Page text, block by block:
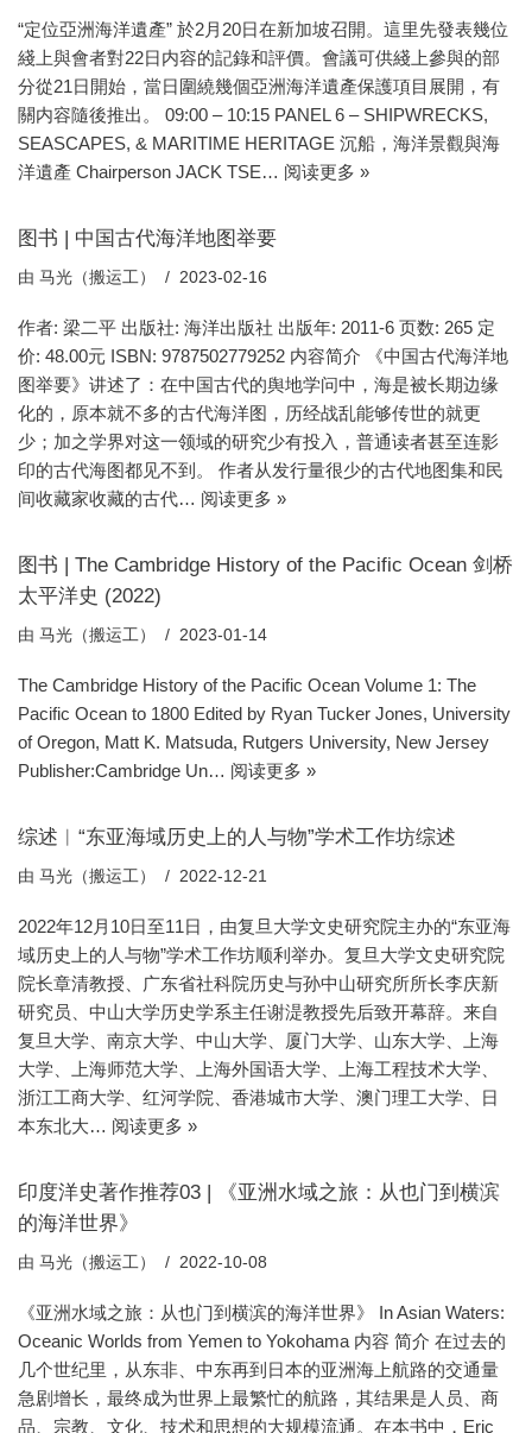
“定位亞洲海洋遺產” 於2月20日在新加坡召開。這里先發表幾位
綫上與會者對22日内容的記錄和評價。會議可供綫上參與的部
分從21日開始，當日圍繞幾個亞洲海洋遺產保護項目展開，有
關内容隨後推出。 09:00 – 10:15 PANEL 6 – SHIPWRECKS,
SEASCAPES, & MARITIME HERITAGE 沉船，海洋景觀與海
洋遺產 Chairperson JACK TSE… 阅读更多 »
图书 | 中国古代海洋地图举要
由 马光（搬运工） 2023-02-16
作者: 梁二平 出版社: 海洋出版社 出版年: 2011-6 页数: 265 定
价: 48.00元 ISBN: 9787502779252 内容简介 《中国古代海洋地
图举要》讲述了：在中国古代的舆地学问中，海是被长期边缘
化的，原本就不多的古代海洋图，历经战乱能够传世的就更
少；加之学界对这一领域的研究少有投入，普通读者甚至连影
印的古代海图都见不到。 作者从发行量很少的古代地图集和民
间收藏家收藏的古代… 阅读更多 »
图书 | The Cambridge History of the Pacific Ocean 剑桥
太平洋史 (2022)
由 马光（搬运工） 2023-01-14
The Cambridge History of the Pacific Ocean Volume 1: The
Pacific Ocean to 1800 Edited by Ryan Tucker Jones, University
of Oregon, Matt K. Matsuda, Rutgers University, New Jersey
Publisher:Cambridge Un… 阅读更多 »
综述︱“东亚海域历史上的人与物”学术工作坊综述
由 马光（搬运工） 2022-12-21
2022年12月10日至11日，由复旦大学文史研究院主办的“东亚海
域历史上的人与物”学术工作坊顺利举办。复旦大学文史研究院
院长章清教授、广东省社科院历史与孙中山研究所所长李庆新
研究员、中山大学历史学系主任谢湜教授先后致开幕辞。来自
复旦大学、南京大学、中山大学、厦门大学、山东大学、上海
大学、上海师范大学、上海外国语大学、上海工程技术大学、
浙江工商大学、红河学院、香港城市大学、澳门理工大学、日
本东北大… 阅读更多 »
印度洋史著作推荐03 | 《亚洲水域之旅：从也门到横滨
的海洋世界》
由 马光（搬运工） 2022-10-08
《亚洲水域之旅：从也门到横滨的海洋世界》 In Asian Waters:
Oceanic Worlds from Yemen to Yokohama 内容 简介 在过去的
几个世纪里，从东非、中东再到日本的亚洲海上航路的交通量
急剧增长，最终成为世界上最繁忙的航路，其结果是人员、商
品、宗教、文化、技术和思想的大规模流通。在本书中，Eric